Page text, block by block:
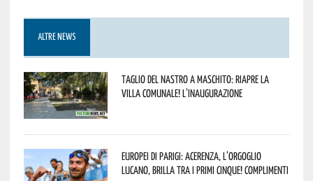
ALTRE NEWS
Taglio del nastro a Maschito: riapre la
Villa Comunale! L’inaugurazione
Europei di Parigi: Acerenza, l’orgoglio
lucano, brilla tra i primi cinque! Complimenti